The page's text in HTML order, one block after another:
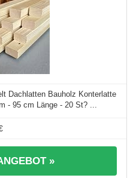
Dachlatten Bauholz Konterlatte
- 95 cm Länge - 20 St? ...
»